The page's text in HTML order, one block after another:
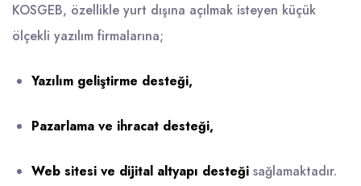
KOSGEB, özellikle yurt dışına açılmak isteyen küçük
ölçekli yazılım firmalarına;
Yazılım geliştirme desteği,
Pazarlama ve ihracat desteği,
Web sitesi ve dijital altyapı desteği sağlamaktadır.